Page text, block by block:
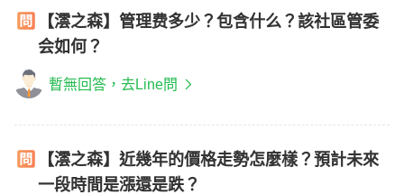
【澐之森】管理费多少？包含什么？該社區管委
会如何？
暫無回答，去Line問
【澐之森】近幾年的價格走勢怎麼樣？預計未來
一段時間是漲還是跌？